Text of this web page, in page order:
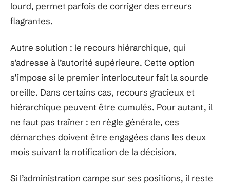
lourd, permet parfois de corriger des erreurs
flagrantes.
Autre solution : le recours hiérarchique, qui
s’adresse à l’autorité supérieure. Cette option
s’impose si le premier interlocuteur fait la sourde
oreille. Dans certains cas, recours gracieux et
hiérarchique peuvent être cumulés. Pour autant, il
ne faut pas traîner : en règle générale, ces
démarches doivent être engagées dans les deux
mois suivant la notification de la décision.
Si l’administration campe sur ses positions, il reste